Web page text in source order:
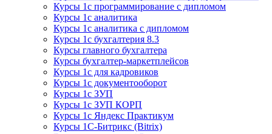
Курсы 1с программирование с дипломом
Курсы 1с аналитика
Курсы 1с аналитика с дипломом
Курсы 1с бухгалтерия 8.3
Курсы главного бухгалтера
Курсы бухгалтер-маркетплейсов
Курсы 1с для кадровиков
Курсы 1с документооборот
Курсы 1с ЗУП
Курсы 1с ЗУП КОРП
Курсы 1с Яндекс Практикум
Курсы 1С-Битрикс (Bitrix)